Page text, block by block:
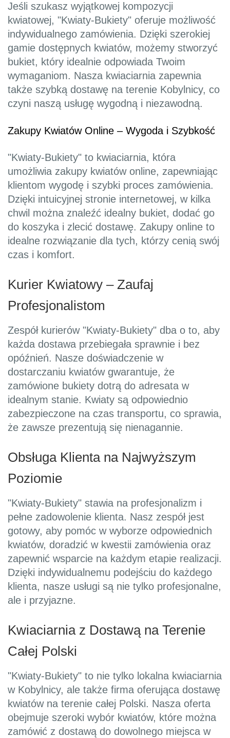
Jeśli szukasz wyjątkowej kompozycji
kwiatowej, "Kwiaty-Bukiety" oferuje możliwość
indywidualnego zamówienia. Dzięki szerokiej
gamie dostępnych kwiatów, możemy stworzyć
bukiet, który idealnie odpowiada Twoim
wymaganiom. Nasza kwiaciarnia zapewnia
także szybką dostawę na terenie Kobylnicy, co
czyni naszą usługę wygodną i niezawodną.
Zakupy Kwiatów Online – Wygoda i Szybkość
"Kwiaty-Bukiety" to kwiaciarnia, która
umożliwia zakupy kwiatów online, zapewniając
klientom wygodę i szybki proces zamówienia.
Dzięki intuicyjnej stronie internetowej, w kilka
chwil można znaleźć idealny bukiet, dodać go
do koszyka i zlecić dostawę. Zakupy online to
idealne rozwiązanie dla tych, którzy cenią swój
czas i komfort.
Kurier Kwiatowy – Zaufaj
Profesjonalistom
Zespół kurierów "Kwiaty-Bukiety" dba o to, aby
każda dostawa przebiegała sprawnie i bez
opóźnień. Nasze doświadczenie w
dostarczaniu kwiatów gwarantuje, że
zamówione bukiety dotrą do adresata w
idealnym stanie. Kwiaty są odpowiednio
zabezpieczone na czas transportu, co sprawia,
że zawsze prezentują się nienagannie.
Obsługa Klienta na Najwyższym
Poziomie
"Kwiaty-Bukiety" stawia na profesjonalizm i
pełne zadowolenie klienta. Nasz zespół jest
gotowy, aby pomóc w wyborze odpowiednich
kwiatów, doradzić w kwestii zamówienia oraz
zapewnić wsparcie na każdym etapie realizacji.
Dzięki indywidualnemu podejściu do każdego
klienta, nasze usługi są nie tylko profesjonalne,
ale i przyjazne.
Kwiaciarnia z Dostawą na Terenie
Całej Polski
"Kwiaty-Bukiety" to nie tylko lokalna kwiaciarnia
w Kobylnicy, ale także firma oferująca dostawę
kwiatów na terenie całej Polski. Nasza oferta
obejmuje szeroki wybór kwiatów, które można
zamówić z dostawą do dowolnego miejsca w